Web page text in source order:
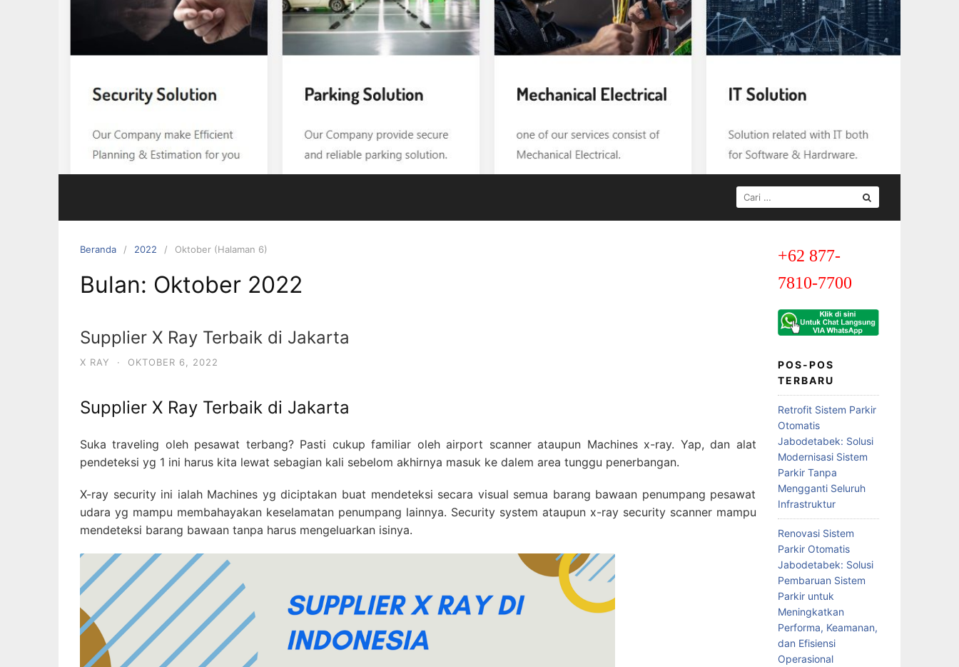
CARI
UNTUK:
Beranda 2022 Oktober (Halaman 6)
Bulan: Oktober 2022
Supplier X Ray Terbaik di Jakarta
X RAY · OKTOBER 6, 2022
Supplier X Ray Terbaik di Jakarta
Suka traveling oleh pesawat terbang? Pasti cukup familiar oleh airport scanner ataupun Machines x-ray. Yap, dan alat
pendeteksi yg 1 ini harus kita lewat sebagian kali sebelom akhirnya masuk ke dalem area tunggu penerbangan.
X-ray security ini ialah Machines yg diciptakan buat mendeteksi secara visual semua barang bawaan penumpang pesawat
udara yg mampu membahayakan keselamatan penumpang lainnya. Security system ataupun x-ray security scanner mampu
mendeteksi barang bawaan tanpa harus mengeluarkan isinya.
+62 877-
7810-7700
POS-POS
TERBARU
Retrofit Sistem Parkir
Otomatis
Jabodetabek: Solusi
Modernisasi Sistem
Parkir Tanpa
Mengganti Seluruh
Infrastruktur
Renovasi Sistem
Parkir Otomatis
Jabodetabek: Solusi
Pembaruan Sistem
Parkir untuk
Meningkatkan
Performa, Keamanan,
dan Efisiensi
Operasional